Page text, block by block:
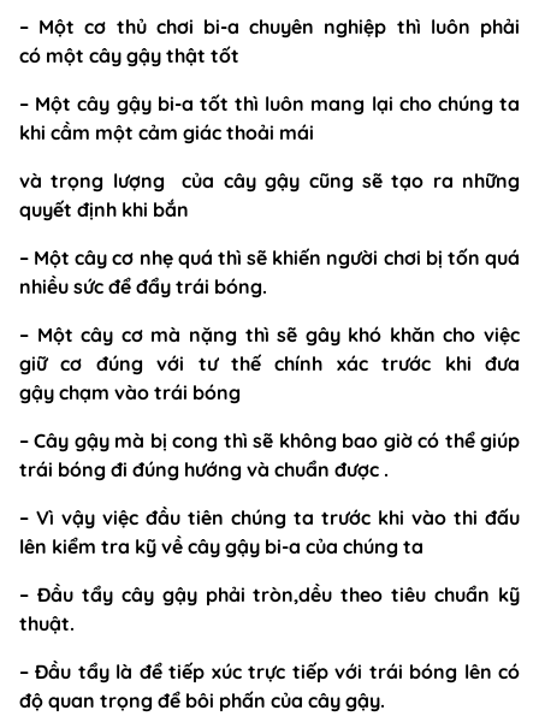
– Một cơ thủ chơi bi-a chuyên nghiệp thì luôn phải
có một cây gậy thật tốt
– Một cây gậy bi-a tốt thì luôn mang lại cho chúng ta
khi cầm một cảm giác thoải mái
và trọng lượng của cây gậy cũng sẽ tạo ra những
quyết định khi bắn
– Một cây cơ nhẹ quá thì sẽ khiến người chơi bị tốn quá
nhiều sức để đẩy trái bóng.
– Một cây cơ mà nặng thì sẽ gây khó khăn cho việc
giữ cơ đúng với tư thế chính xác trước khi đưa
gậy chạm vào trái bóng
– Cây gậy mà bị cong thì sẽ không bao giờcó thể giúp
trái bóng đi đúng hướng và chuẩn được .
– Vì vậy việc đầu tiên chúng ta trước khi vào thi đấu
lên kiểm tra kỹ về cây gậy bi-a của chúng ta
– Đầu tẩy cây gậyphải tròn,dều theo tiêu chuẩn kỹ
thuật.
– Đầu tẩy là để tiếp xúc trực tiếp với trái bóng lên có
độ quan trọng để bôi phấn của cây gậy.